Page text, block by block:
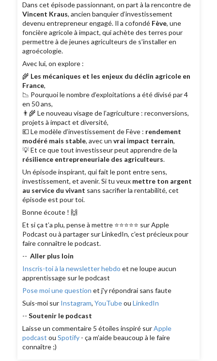
Dans cet épisode passionnant, on part à la rencontre de
Vincent Kraus, ancien banquier d’investissement
devenu entrepreneur engagé. Il a cofondé Fève, une
foncière agricole à impact, qui achète des terres pour
permettre à de jeunes agriculteurs de s’installer en
agroécologie.
Avec lui, on explore :
🌾 Les mécaniques et les enjeux du déclin agricole en
France,
📉 Pourquoi le nombre d’exploitations a été divisé par 4
en 50 ans,
👨‍🌾 Le nouveau visage de l’agriculture : reconversions,
projets à impact et diversité,
💶 Le modèle d’investissement de Fève : rendement
modéré mais stable, avec unvrai impact terrain,
💡 Et ce que tout investisseur peut apprendre de la
résilience entrepreneuriale des agriculteurs.
Un épisode inspirant, qui fait le pont entre sens,
investissement, et avenir. Si tu veux mettre ton argent
au service du vivant sans sacrifier la rentabilité, cet
épisode est pour toi.
Bonne écoute ! 🙌
Et si ça t’a plu, pense à mettre ⭐⭐⭐⭐⭐ sur Apple
Podcast ou à partager sur LinkedIn, c’est précieux pour
faire connaître le podcast.
-- Aller plus loin
Inscris-toi à la newsletter hebdo et ne loupe aucun
apprentissage sur le podcast
Pose moi une question et j'y répondrai sans faute
Suis-moi sur Instagram,YouTubeouLinkedIn
--Soutenir le podcast
Laisse un commentaire 5 étoiles inspiré surApple
podcast ouSpotify - ça m’aide beaucoup à le faire
connaître ;)